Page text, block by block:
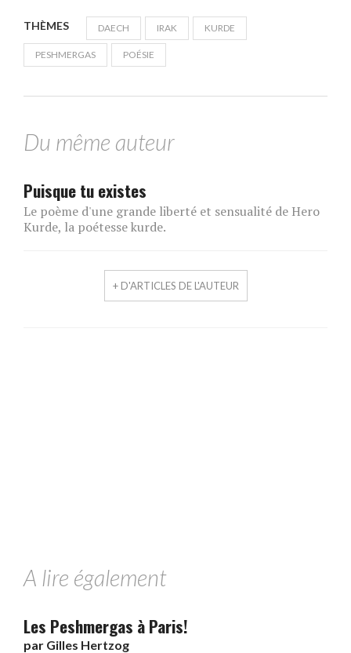
THÈMES DAECH IRAK KURDE
PESHMERGAS POÉSIE
Du même auteur
Puisque tu existes
Le poème d'une grande liberté et sensualité de Hero
Kurde, la poétesse kurde.
+ D'ARTICLES DE L'AUTEUR
A lire également
Les Peshmergas à Paris!
par Gilles Hertzog